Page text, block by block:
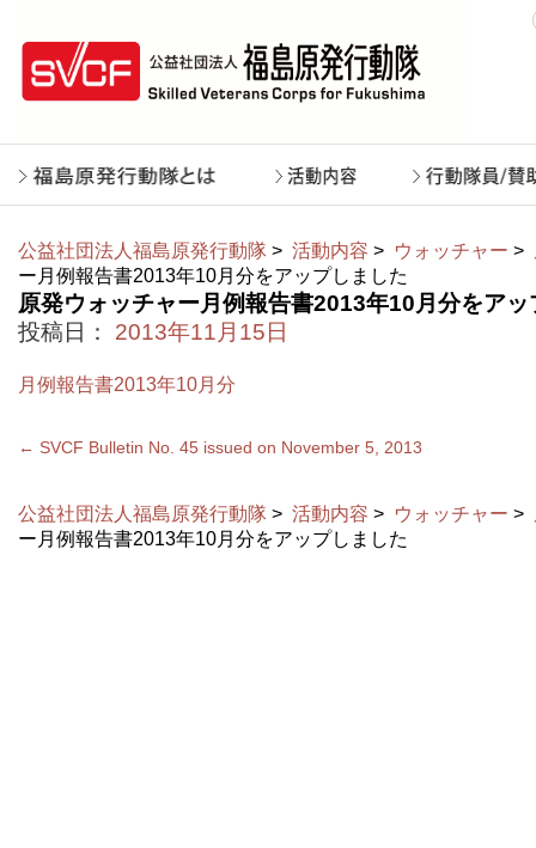
公益社団法人福島原発行動隊 > 活動内容 > ウォッチャー >
ー月例報告書2013年10月分をアップしました
原発ウォッチャー月例報告書2013年10月分をアッ
投稿日：
2013年11月15日
月例報告書2013年10月分
← SVCF Bulletin No. 45 issued on November 5, 2013
公益社団法人福島原発行動隊 > 活動内容 > ウォッチャー >
ー月例報告書2013年10月分をアップしました